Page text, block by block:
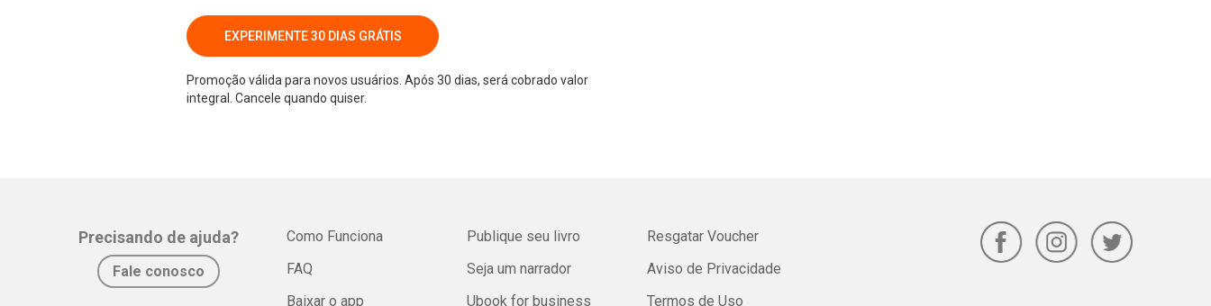
EXPERIMENTE 30 DIAS GRÁTIS
Promoção válida para novos usuários. Após 30 dias, será cobrado valor
integral. Cancele quando quiser.
Precisando de ajuda?
Fale conosco
Como Funciona
FAQ
Baixar o app
Publique seu livro
Seja um narrador
Ubook for business
Resgatar Voucher
Aviso de Privacidade
Termos de Uso